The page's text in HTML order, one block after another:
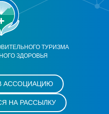
ТУРИЗМА
ЗДОРОВЬЯ
АССОЦИАЦИЮ
НА РАССЫЛКУ